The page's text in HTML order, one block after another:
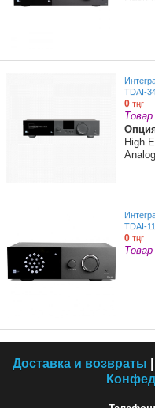
TDAI-
0 тңг
Товар
High
TDAI-
0 тңг
Товар
Доставка и возвраты